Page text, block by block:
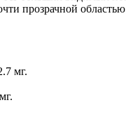
прозрачной
мг.